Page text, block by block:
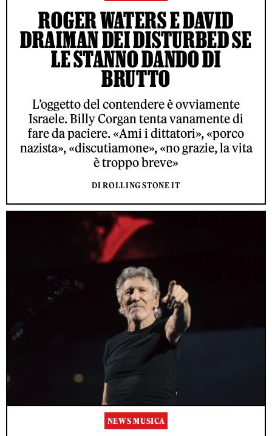
ROGER WATERS E DAVID
DRAIMAN DEI DISTURBED SE
LE STANNO DANDO DI
BRUTTO
L’oggetto del contendere è ovviamente
Israele. Billy Corgan tenta vanamente di
fare da paciere. «Ami i dittatori», «porco
nazista», «discutiamone», «no grazie, la vita
è troppo breve»
DI ROLLING STONE IT
NEWS MUSICA